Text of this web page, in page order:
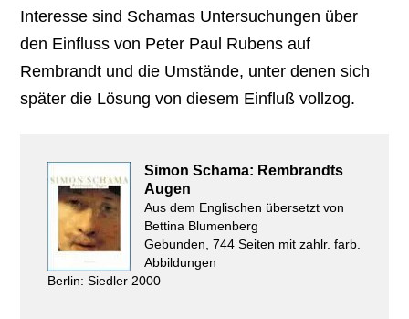
Interesse sind Schamas Untersuchungen über
den Einfluss von Peter Paul Rubens auf
Rembrandt und die Umstände, unter denen sich
später die Lösung von diesem Einfluß vollzog.
Simon Schama: Rembrandts
Augen
Aus dem Englischen übersetzt von
Bettina Blumenberg
Gebunden, 744 Seiten mit zahlr. farb.
Abbildungen
Berlin: Siedler 2000